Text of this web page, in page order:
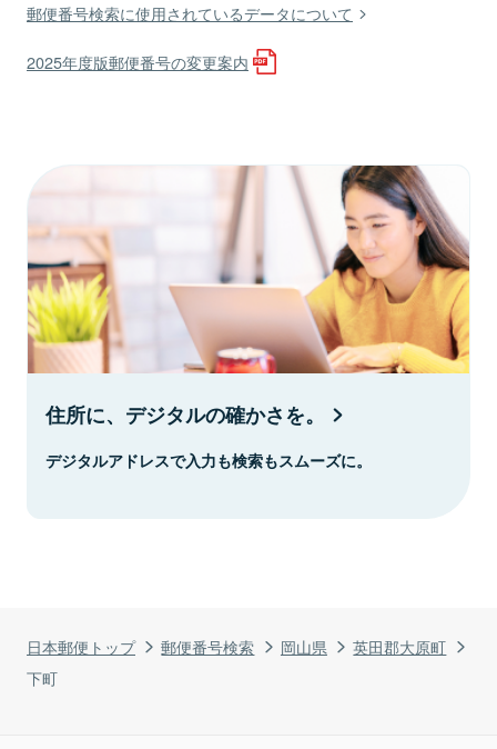
日本郵便トップ 郵便番号検索 岡山県
英田郡大原町
下町
郵便番号検索に使用されているデータについて
2025年度版郵便番号の変更案内
住所に、デジタルの確かさを。
デジタルアドレスで入力も検索もスムーズに。